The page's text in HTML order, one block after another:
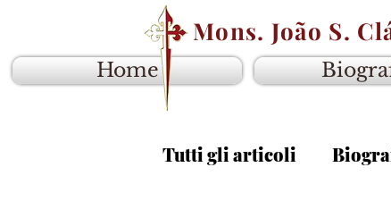
Mons. João S.
Home
Tutti gli articoli